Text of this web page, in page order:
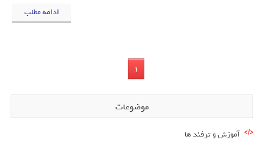
ادامه مطلب
1
موضوعات
آموزش و ترفند ها